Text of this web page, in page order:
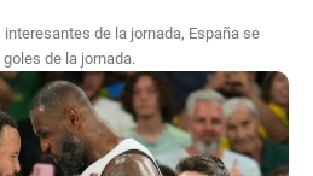
de la jornada, España se
de la jornada.